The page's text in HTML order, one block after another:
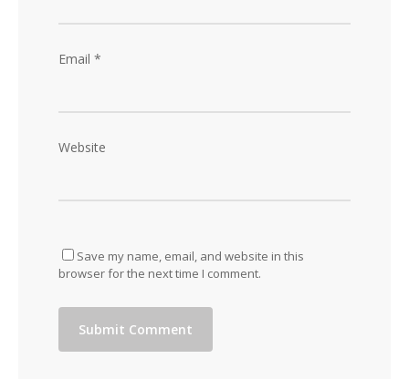
Email *
Website
Save my name, email, and website in this
browser for the next time I comment.